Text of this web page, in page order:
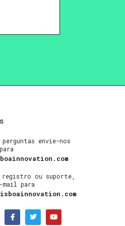
perguntas envie-nos
registro ou suporte,
mail para